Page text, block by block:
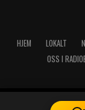
HJEM LOKALT
OSS I
Copyright © 2026